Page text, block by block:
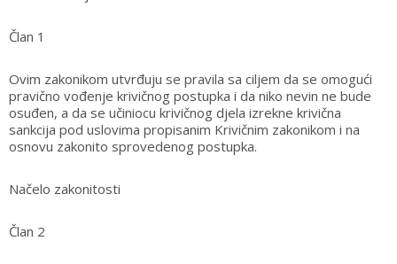
Član 1
Ovim zakonikom utvrđuju se pravila sa ciljem da se omogući
pravično vođenje krivičnog postupka i da niko nevin ne bude
osuđen, a da se učiniocu krivičnog djela izrekne krivična
sankcija pod uslovima propisanim Krivičnim zakonikom i na
osnovu zakonito sprovedenog postupka.
Načelo zakonitosti
Član 2